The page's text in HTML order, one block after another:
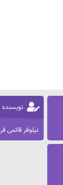
نویسنده
نیلوفر قائمی فر